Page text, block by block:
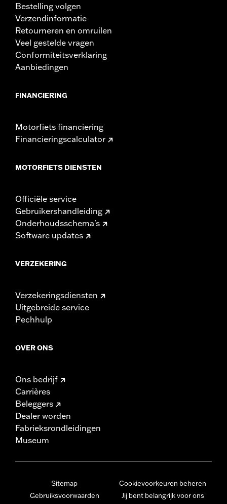
Bestelling volgen
Verzendinformatie
Retourneren en omruilen
Veel gestelde vragen
Conformiteitsverklaring
Aanbiedingen
FINANCIERING
Motorfiets financiering
Financieringscalculator
MOTORFIETS DIENSTEN
Officiële service
Gebruikershandleiding
Onderhoudsschema's
Software updates
VERZEKERING
Verzekeringsdiensten
Uitgebreide service
Pechhulp
OVER ONS
Ons bedrijf
Carrières
Beleggers
Dealer worden
Fabrieksrondleidingen
Museum
Sitemap
Gebruiksvoorwaarden
Cookievoorkeuren beheren
Jij bent belangrijk voor ons